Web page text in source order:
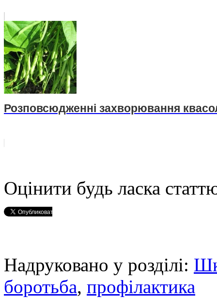
Розповсюдженні захворювання
Оцінити будь ласка
Надруковано у розділі:
боротьба, профілактика